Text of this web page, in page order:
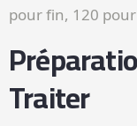
pour fin, 120
Traiter